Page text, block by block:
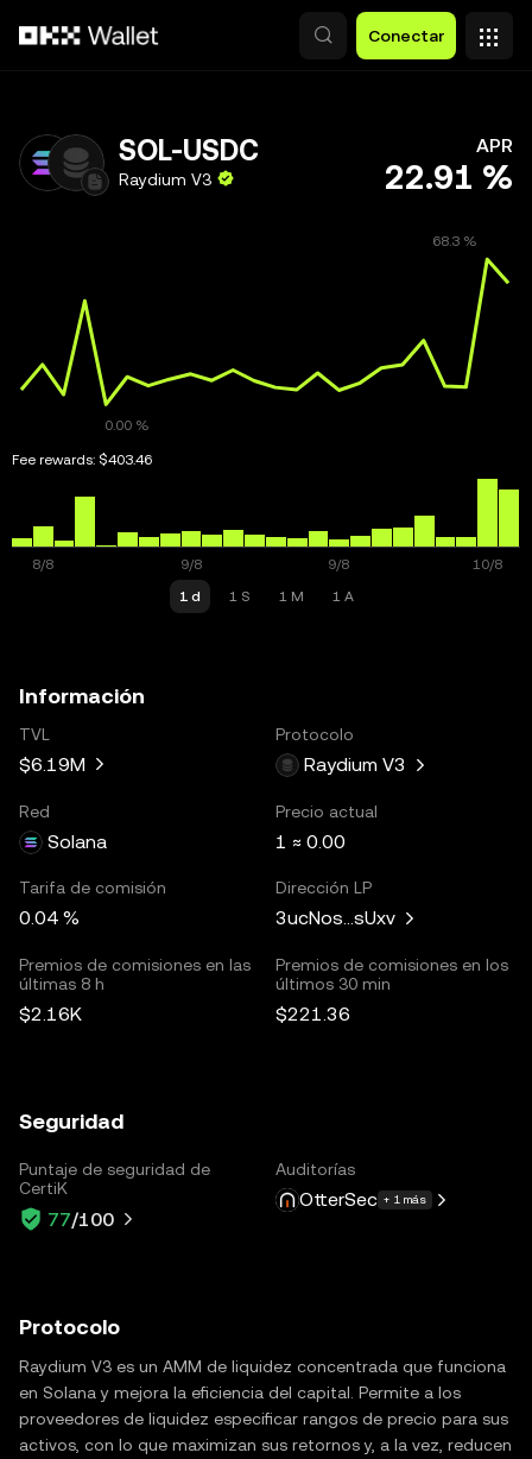
Conectar
SOL-USDC
Raydium V3
APR
22.91 %
Fee rewards: $403.46
1 d 1 S 1 M 1 A
Información
TVL
$6.19M
Protocolo
Raydium V3
Red
Solana
Precio actual
1 ≈ 0.00
Tarifa de comisión
0.04 %
Dirección LP
3ucNos...sUxv
Premios de comisiones en las
últimas 8 h
$2.16K
Premios de comisiones en los
últimos 30 min
$221.36
Seguridad
Puntaje de seguridad de
CertiK
77/100
Auditorías
OtterSec + 1 más
Protocolo
Raydium V3 es un AMM de liquidez concentrada que funciona
en Solana y mejora la eficiencia del capital. Permite a los
proveedores de liquidez especificar rangos de precio para sus
activos, con lo que maximizan sus retornos y, a la vez, reducen